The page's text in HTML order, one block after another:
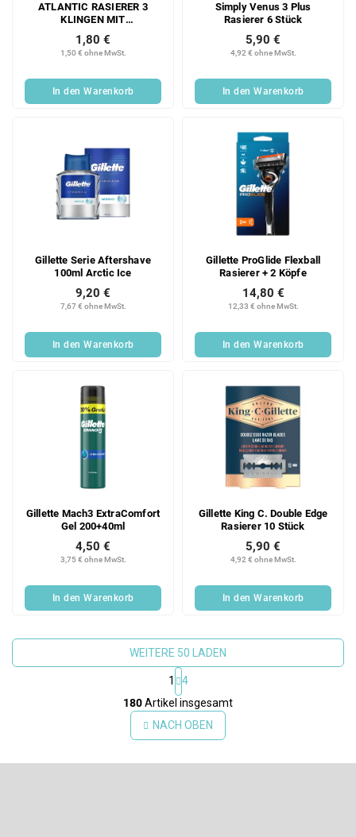
ATLANTIC RASIERER 3
KLINGEN MIT
SCHWENKKOPF 3 STK
1,50 € ohne MwSt.
1,80 €
In den Warenkorb
Simply Venus 3 Plus
Rasierer 6 Stück
4,92 € ohne MwSt.
5,90 €
In den Warenkorb
Gillette Serie Aftershave
100ml Arctic Ice
7,67 € ohne MwSt.
9,20 €
In den Warenkorb
Gillette ProGlide Flexball
Rasierer + 2 Köpfe
12,33 € ohne MwSt.
14,80 €
In den Warenkorb
Gillette Mach3 ExtraComfort
Gel 200+40ml
3,75 € ohne MwSt.
4,50 €
In den Warenkorb
Gillette King C. Double Edge
Rasierer 10 Stück
4,92 € ohne MwSt.
5,90 €
In den Warenkorb
S
t
e
u
WEITERE 50 LADEN
1
4
180Artikel insgesamt
NACH OBEN